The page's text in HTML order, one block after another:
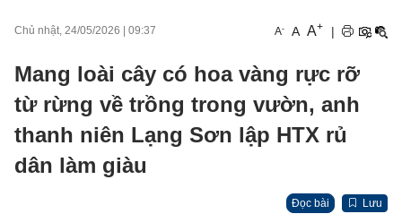
Chủ nhật, 24/05/2026 09:37 A- A A+ |
Mang loài cây có hoa vàng rực rỡ
từ rừng về trồng trong vườn, anh
thanh niên Lạng Sơn lập HTX rủ
dân làm giàu
Đọc bài Lưu